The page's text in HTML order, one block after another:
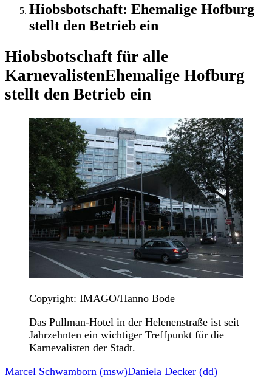
Hiobsbotschaft: Ehemalige Hofburg
stellt den Betrieb ein
Hiobsbotschaft für alle
KarnevalistenEhemalige Hofburg
stellt den Betrieb ein
Copyright: IMAGO/Hanno Bode
Das Pullman-Hotel in der Helenenstraße ist seit
Jahrzehnten ein wichtiger Treffpunkt für die
Karnevalisten der Stadt.
Marcel Schwamborn (msw)Daniela Decker (dd)